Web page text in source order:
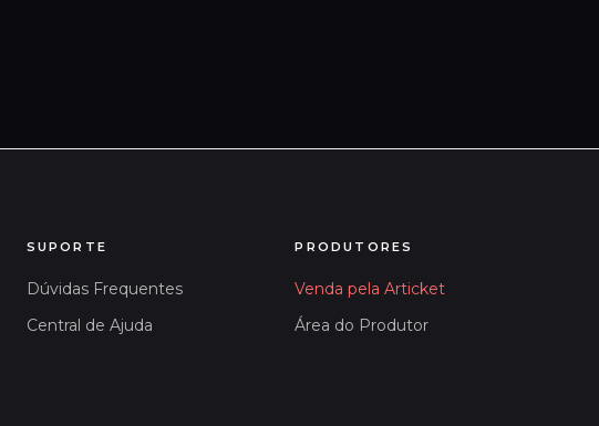
SUPORTE
Dúvidas Frequentes
Central de Ajuda
PRODUTORES
Venda pela Articket
Área do Produtor